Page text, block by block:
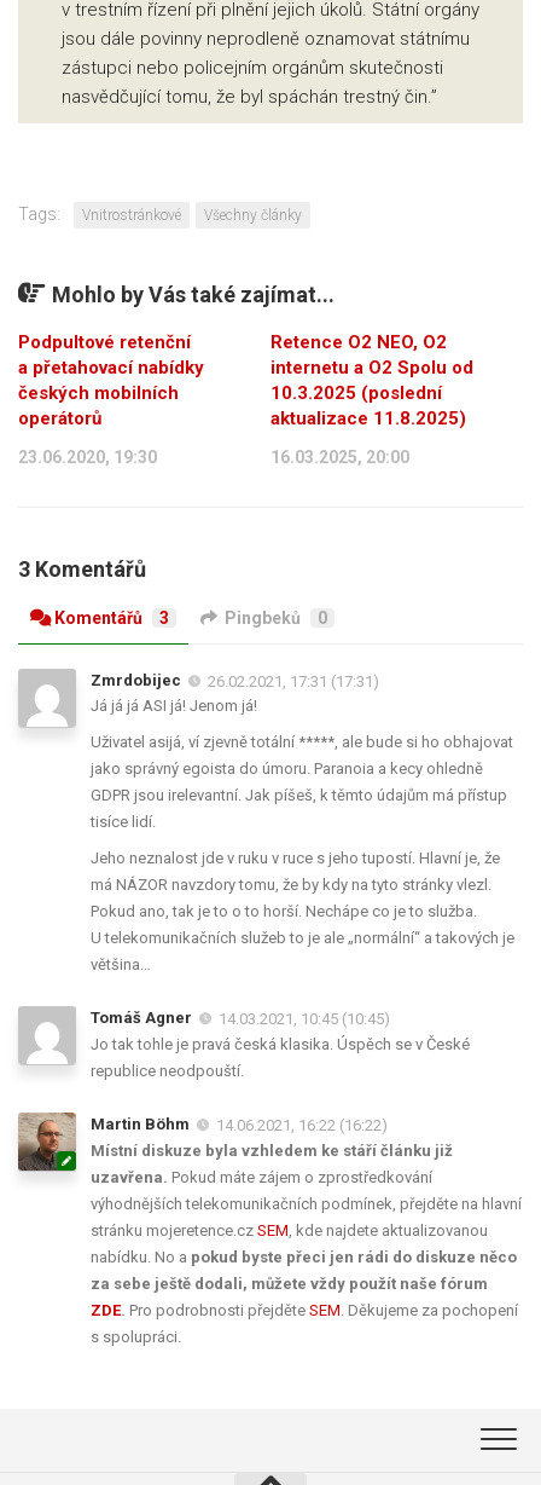
v trestním řízení při plnění jejich úkolů. Státní orgány
jsou dále povinny neprodleně oznamovat státnímu
zástupci nebo policejním orgánům skutečnosti
nasvědčující tomu, že byl spáchán trestný čin.”
Tags: Vnitrostránkové Všechny články
Mohlo by Vás také zajímat...
Podpultové retenční
a přetahovací nabídky
českých mobilních
operátorů
23.06.2020, 19:30
Retence O2 NEO, O2
internetu a O2 Spolu od
10.3.2025 (poslední
aktualizace 11.8.2025)
16.03.2025, 20:00
3 Komentářů
Komentářů 3 Pingbeků 0
Zmrdobijec
26.02.2021, 17:31 (17:31)
Já já já ASI já! Jenom já!
Uživatel asijá, ví zjevně totální *****, ale bude si ho obhajovat
jako správný egoista do úmoru. Paranoia a kecy ohledně
GDPR jsou irelevantní. Jak píšeš, k těmto údajům má přístup
tisíce lidí.
Jeho neznalost jde v ruku v ruce s jeho tupostí. Hlavní je, že
má NÁZOR navzdory tomu, že by kdy na tyto stránky vlezl.
Pokud ano, tak je to o to horší. Nechápe co je to služba.
U telekomunikačních služeb to je ale „normální“ a takových je
většina…
Tomáš Agner
14.03.2021, 10:45 (10:45)
Jo tak tohle je pravá česká klasika. Úspěch se v České
republice neodpouští.
Martin Böhm
14.06.2021, 16:22 (16:22)
Místní diskuze byla vzhledem ke stáří článku již
uzavřena. Pokud máte zájem o zprostředkování
výhodnějších telekomunikačních podmínek, přejděte na hlavní
stránku mojeretence.cz SEM , kde najdete aktualizovanou
nabídku. No a pokud byste přeci jen rádi do diskuze něco
za sebe ještě dodali, můžete vždy použít naše fórum
ZDE. Pro podrobnosti přejděte SEM . Děkujeme za pochopení
s spolupráci.